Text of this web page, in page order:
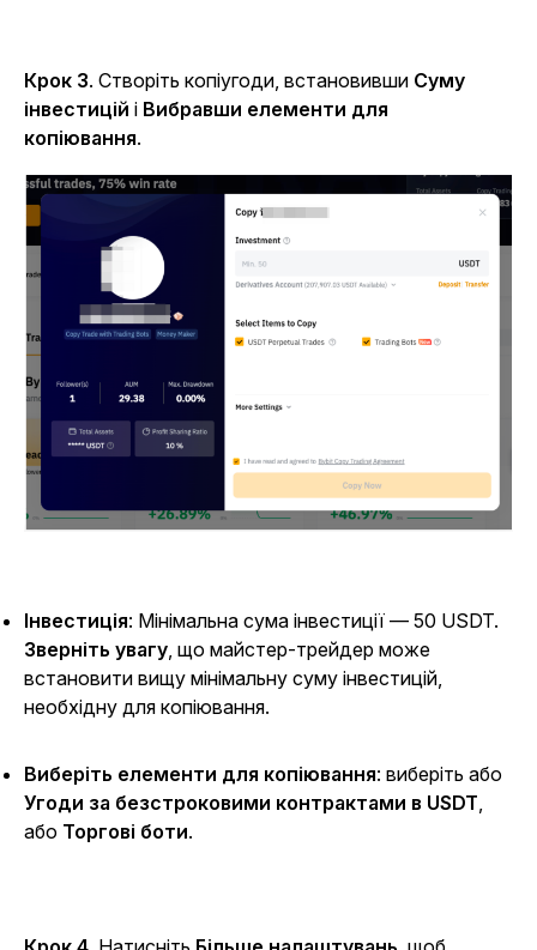
Крок 3. Створіть копіугоди, встановивши Суму
інвестицій і Вибравши елементи для
копіювання.
Інвестиція: Мінімальна сума інвестиції — 50 USDT.
Зверніть увагу , що майстер-трейдер може
встановити вищу мінімальну суму інвестицій,
необхідну для копіювання.
Виберіть елементи для копіювання: виберіть або
Угоди за безстроковими контрактами в USDT
або Торгові боти.